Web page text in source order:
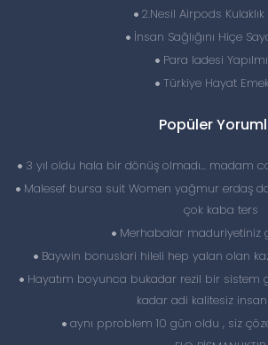
2.Nesil Airpods
İnsan Sağlığını Hiçe
Para Iadesi
Türkiye Hayat
Popüler
3 yıl oldu hala bir dönüş olmadı… madam
Malesef bursa suit Women yağmur erdaş
çok kaba ters
Merhabalar maduriyetiniz
Baywin bonuslari hileli hep yalan olan
Hayatım boyunca bukadar rezil bir sistem
kadar adi kalitesiz
aynı pproblem 10 gün oldu , siz